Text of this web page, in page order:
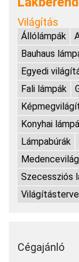
Világítás
Állólámpák
Bauhaus
Egyedi
Fali lámpák
Konyhai
Lámpabúrák
Szecessziós
Cégajánló